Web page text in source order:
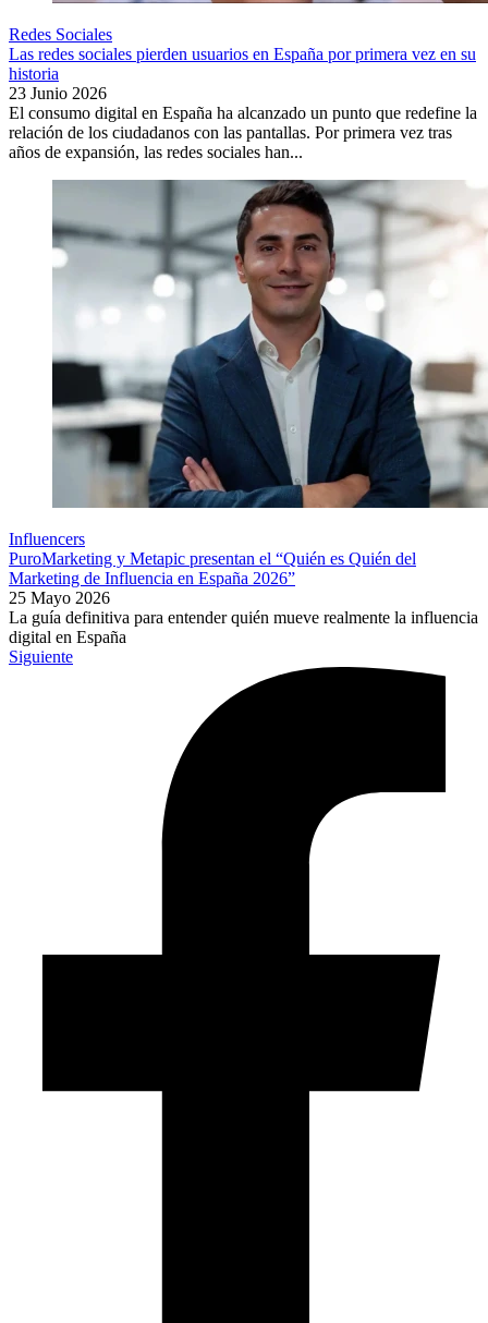
Redes Sociales
Las redes sociales pierden usuarios en España por primera vez en su
historia
23 Junio 2026
El consumo digital en España ha alcanzado un punto que redefine la
relación de los ciudadanos con las pantallas. Por primera vez tras
años de expansión, las redes sociales han...
Influencers
PuroMarketing y Metapic presentan el “Quién es Quién del
Marketing de Influencia en España 2026”
25 Mayo 2026
La guía definitiva para entender quién mueve realmente la influencia
digital en España
Siguiente